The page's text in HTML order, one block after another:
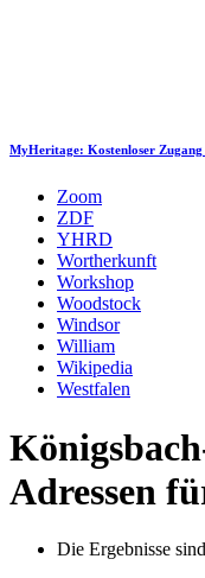
MyHeritage: Kostenloser
Zoom
ZDF
YHRD
Wortherkunft
Workshop
Woodstock
Windsor
William
Wikipedia
Westfalen
Adressen
Die Ergebnisse